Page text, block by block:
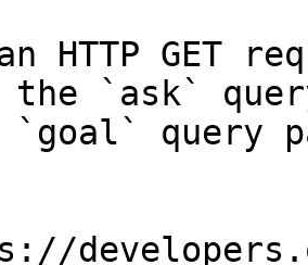
HTTP GET
the `ask`
query